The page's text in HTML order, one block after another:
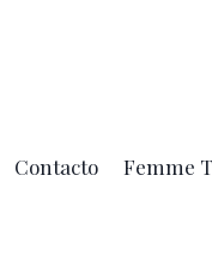
Contacto Femme